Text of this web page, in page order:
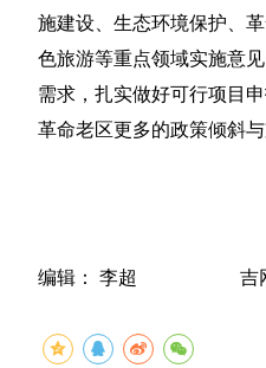
施建设、生态环境保护、
色旅游等重点领域实施意
需求，扎实做好可行项目
革命老区更多的政策倾斜与
编辑： 李超 吉